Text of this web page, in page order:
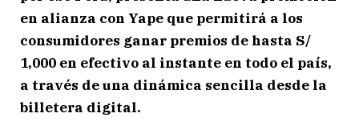
en alianza con Yape que permitirá a los
consumidores ganar premios de hasta S/
1,000 en efectivo al instante en todo el país,
a través de una dinámica sencilla desde la
billetera digital.